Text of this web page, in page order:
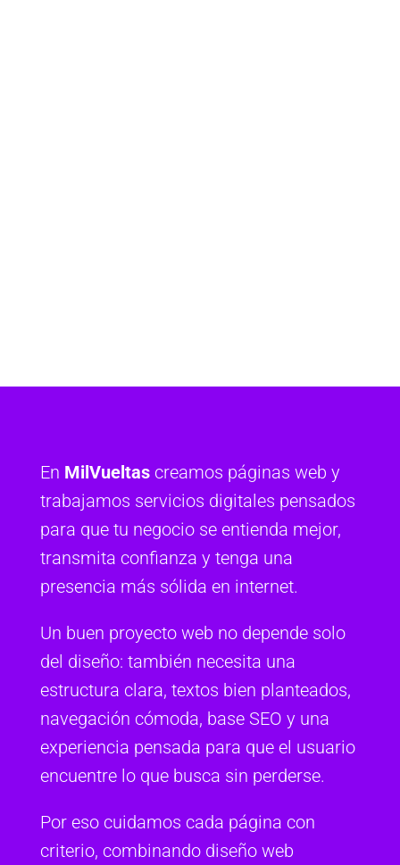
En MilVueltascreamos páginas web y
trabajamos servicios digitales pensados
para que tu negocio se entienda mejor,
transmita confianza y tenga una
presencia más sólida en internet.
Un buen proyecto web no depende solo
del diseño: también necesita una
estructura clara, textos bien planteados,
navegación cómoda, base SEO y una
experiencia pensada para que el usuario
encuentre lo que busca sin perderse.
Por eso cuidamos cada página con
criterio, combinando diseño web